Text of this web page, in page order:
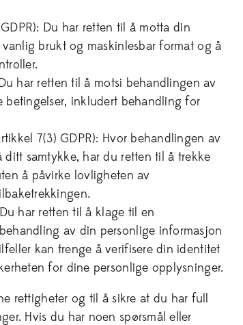
Du har retten til å motta din
brukt og maskinlesbar format og å
har retten til å motsi behandlingen av
betingelser, inkludert behandling for
7(3) GDPR): Hvor behandlingen av
samtykke, har du retten til å trekke
å påvirke lovligheten av
har retten til å klage til en
av din personlige informasjon
kan trenge å verifisere din identitet
for dine personlige opplysninger.
rettigheter og til å sikre at du har full
Hvis du har noen spørsmål eller